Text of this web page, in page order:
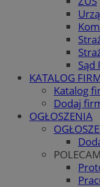
Sąd
KATALOG
Katalog
Dodaj
OGŁOSZENIA